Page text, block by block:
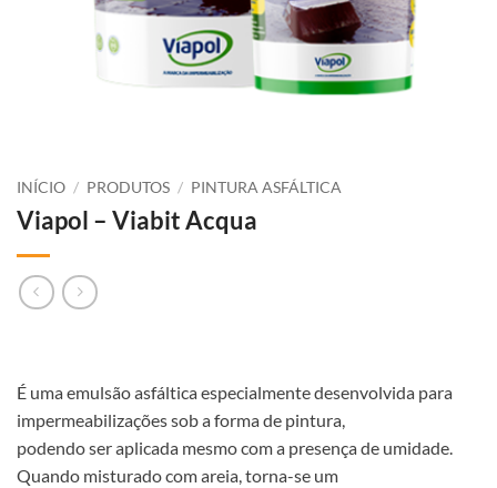
INÍCIO / PRODUTOS / PINTURA ASFÁLTICA
Viapol – Viabit Acqua
É uma emulsão asfáltica especialmente desenvolvida para
impermeabilizações sob a forma de pintura,
podendo ser aplicada mesmo com a presença de umidade.
Quando misturado com areia, torna-se um